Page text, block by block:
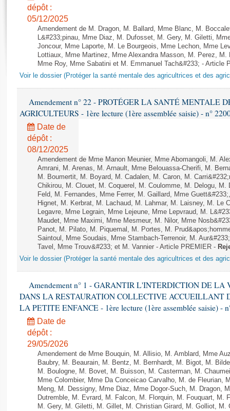
Rapports d'information
Rapports d'enquête
Rapports législatifs
Rapports sur l'application des lois
Baromètre de l’application des lois
Dossiers législatifs
Questions écrites et orales
Comptes rendus des débats
Anciennes législatures
Liens vers les sites publics
dépôt :
05/12/2025
Amendement de M. Dragon, M. Ballard, Mme Blanc, M.
L&#233;pinau, Mme Diaz, M. Dufosset, M. Gery, M. Giletti,
Joncour, Mme Laporte, M. Le Bourgeois, Mme Lechon, Mme
Lottiaux, Mme Martinez, Mme Alexandra Masson, M. Perez,
Mme Roy, Mme Sabatini et M. Emmanuel Tach&#233; - Article
Voir le dossier (Protéger la santé mentale des agricultrices et des
Amendement n° 22 - PROTÉGER LA SANTÉ MENTALE
AGRICULTEURS - 1ère lecture (1ère assemblée saisie) - n°
Date de
dépôt :
08/12/2025
Amendement de Mme Manon Meunier, Mme Abomangoli, M.
Amrani, M. Arenas, M. Arnault, Mme Belouassa-Cherifi, M.
M. Boumertit, M. Boyard, M. Cadalen, M. Caron, M.
Chikirou, M. Clouet, M. Coquerel, M. Coulomme, M. Delogu, M.
Feld, M. Fernandes, Mme Ferrer, M. Gaillard, Mme
Hignet, M. Kerbrat, M. Lachaud, M. Lahmar, M. Laisney, M. Le
Legavre, Mme Legrain, Mme Lejeune, Mme Lepvraud, M.
Maudet, Mme Maximi, Mme Mesmeur, M. Nilor, Mme
Panot, M. Pilato, M. Piquemal, M. Portes, M.
Saintoul, Mme Soudais, Mme Stambach-Terrenoir, M.
Tavel, Mme Trouv&#233; et M. Vannier - Article PREMIER -
Voir le dossier (Protéger la santé mentale des agricultrices et des
Amendement n° 1 - GARANTIR L'INTERDICTION DE
DANS LA RESTAURATION COLLECTIVE ACCUEILLANT
LA PETITE ENFANCE - 1ère lecture (1ère assemblée saisie) -
Date de
dépôt :
29/05/2026
Amendement de Mme Bouquin, M. Allisio, M. Amblard, Mme
Baubry, M. Beaurain, M. Bentz, M. Bernhardt, M. Bigot, M.
M. Boulogne, M. Bovet, M. Buisson, M. Casterman, M.
Mme Colombier, Mme Da Conceicao Carvalho, M. de Fleurian,
Meng, M. Dessigny, Mme Diaz, Mme Dogor-Such, M. Dragon,
Dutremble, M. Evrard, M. Falcon, M. Florquin, M. Fouquart, M.
M. Gery, M. Giletti, M. Gillet, M. Christian Girard, M. Golliot, M.